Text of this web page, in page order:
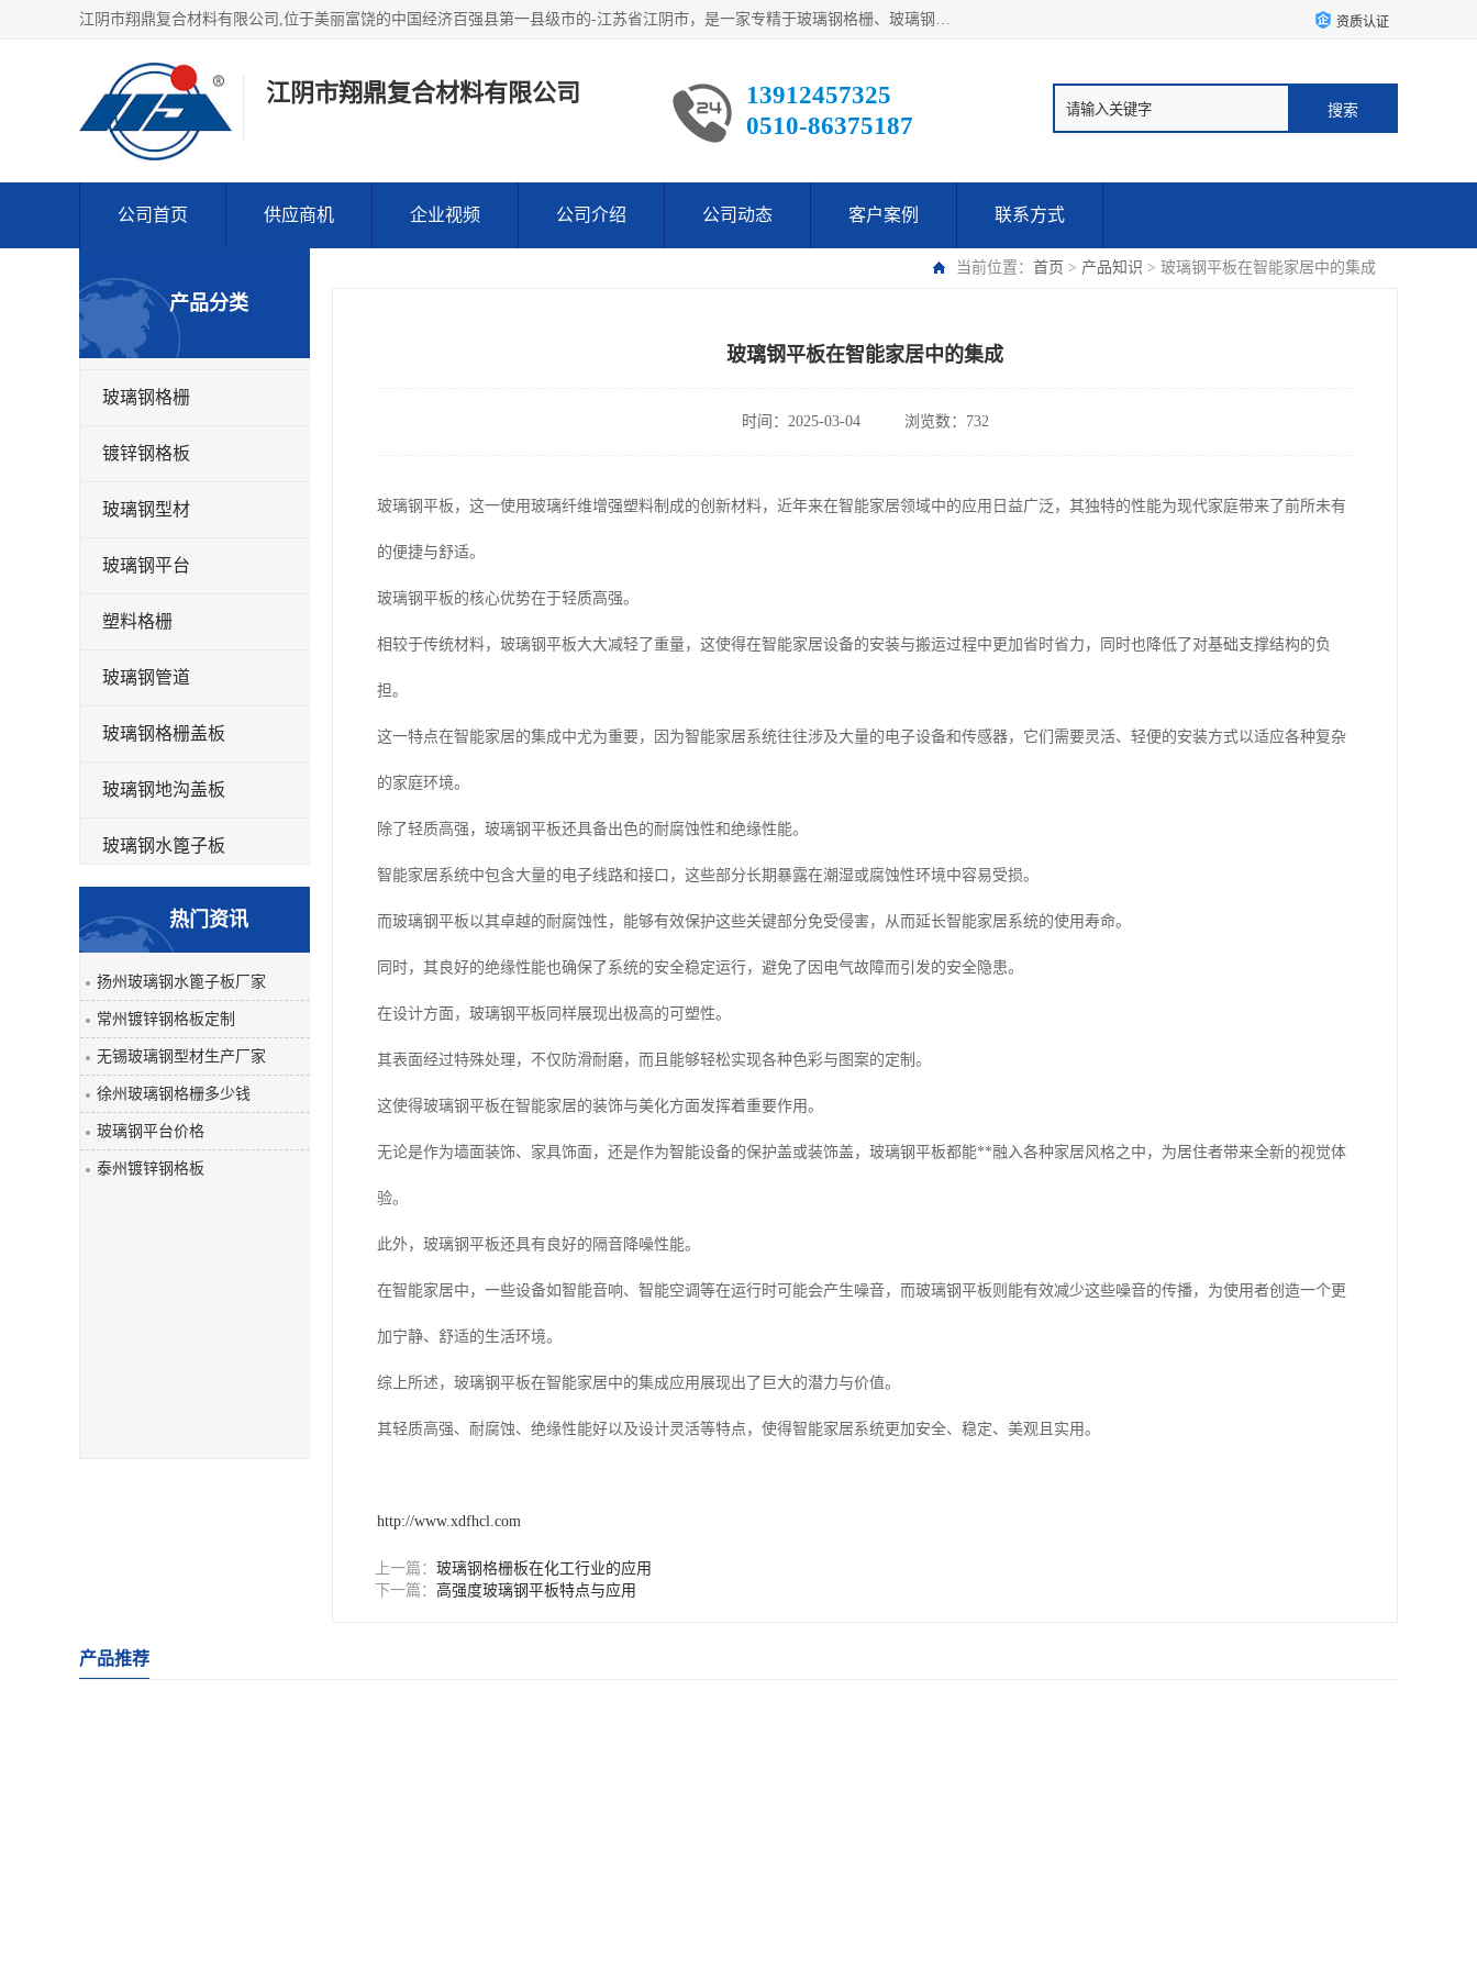
江阴市翔鼎复合材料有限公司,位于美丽富饶的中国经济百强县第一县级市的-江苏省江阴市，是一家专精于玻璃钢格栅、玻璃钢新材料,镀锌钢格板，机械设备生产制造及研发的科技型企业；公司产品已销往了世界多个国家和地区，公司人决心加倍努力愿与广大社会同仁精诚合作共创辉煌！ 资质认证
江阴市翔鼎复合材料有限公司
13912457325
0510-86375187
公司首页 供应商机 企业视频 公司介绍 公司动态 客户案例 联系方式
当前位置： 首页 > 产品知识 > 玻璃钢平板在智能家居中的集成
产品分类
玻璃钢格栅
镀锌钢格板
玻璃钢型材
玻璃钢平台
塑料格栅
玻璃钢管道
玻璃钢格栅盖板
玻璃钢地沟盖板
玻璃钢水篦子板
玻璃钢平板
玻璃钢盖板
热门资讯
扬州玻璃钢水篦子板厂家
常州镀锌钢格板定制
无锡玻璃钢型材生产厂家
徐州玻璃钢格栅多少钱
玻璃钢平台价格
泰州镀锌钢格板
玻璃钢平板在智能家居中的集成
时间：2025-03-04 浏览数：732
玻璃钢平板，这一使用玻璃纤维增强塑料制成的创新材料，近年来在智能家居领域中的应用日益广泛，其独特的性能为现代家庭带来了前所未有
的便捷与舒适。
玻璃钢平板的核心优势在于轻质高强。
相较于传统材料，玻璃钢平板大大减轻了重量，这使得在智能家居设备的安装与搬运过程中更加省时省力，同时也降低了对基础支撑结构的负
担。
这一特点在智能家居的集成中尤为重要，因为智能家居系统往往涉及大量的电子设备和传感器，它们需要灵活、轻便的安装方式以适应各种复杂
的家庭环境。
除了轻质高强，玻璃钢平板还具备出色的耐腐蚀性和绝缘性能。
智能家居系统中包含大量的电子线路和接口，这些部分长期暴露在潮湿或腐蚀性环境中容易受损。
而玻璃钢平板以其卓越的耐腐蚀性，能够有效保护这些关键部分免受侵害，从而延长智能家居系统的使用寿命。
同时，其良好的绝缘性能也确保了系统的安全稳定运行，避免了因电气故障而引发的安全隐患。
在设计方面，玻璃钢平板同样展现出极高的可塑性。
其表面经过特殊处理，不仅防滑耐磨，而且能够轻松实现各种色彩与图案的定制。
这使得玻璃钢平板在智能家居的装饰与美化方面发挥着重要作用。
无论是作为墙面装饰、家具饰面，还是作为智能设备的保护盖或装饰盖，玻璃钢平板都能**融入各种家居风格之中，为居住者带来全新的视觉体
验。
此外，玻璃钢平板还具有良好的隔音降噪性能。
在智能家居中，一些设备如智能音响、智能空调等在运行时可能会产生噪音，而玻璃钢平板则能有效减少这些噪音的传播，为使用者创造一个更
加宁静、舒适的生活环境。
综上所述，玻璃钢平板在智能家居中的集成应用展现出了巨大的潜力与价值。
其轻质高强、耐腐蚀、绝缘性能好以及设计灵活等特点，使得智能家居系统更加安全、稳定、美观且实用。
http://www.xdfhcl.com
上一篇： 玻璃钢格栅板在化工行业的应用
下一篇： 高强度玻璃钢平板特点与应用
产品推荐